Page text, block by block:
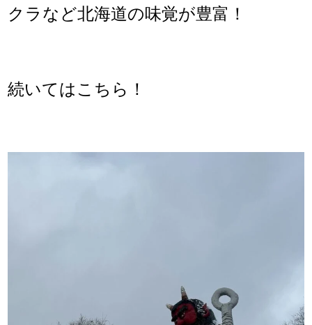
クラなど北海道の味覚が豊富！
続いてはこちら！